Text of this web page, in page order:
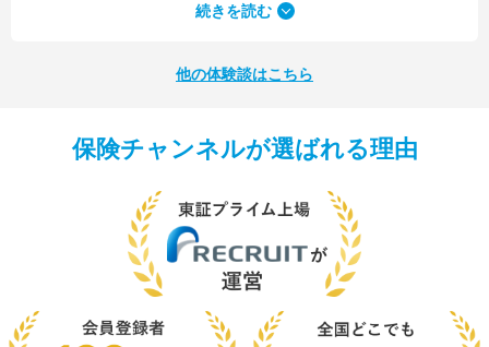
続きを読む
他の体験談はこちら
保険チャンネルが選ばれる理由